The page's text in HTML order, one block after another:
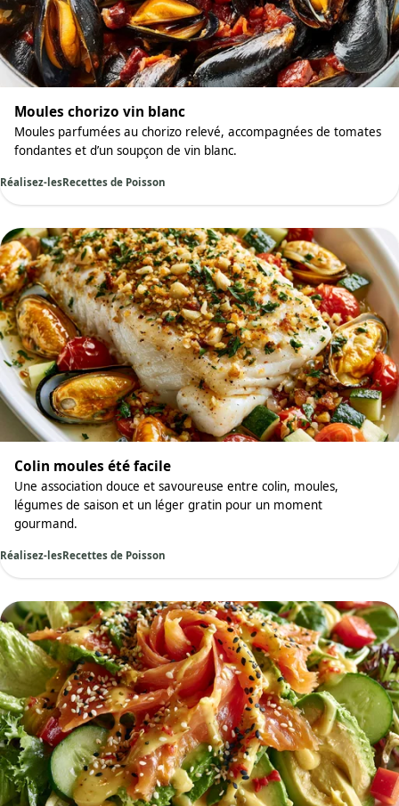
Moules chorizo vin blanc
Moules parfumées au chorizo relevé, accompagnées de tomates
fondantes et d’un soupçon de vin blanc.
Réalisez-lesRecettes de Poisson
Colin moules été facile
Une association douce et savoureuse entre colin, moules,
légumes de saison et un léger gratin pour un moment
gourmand.
Réalisez-lesRecettes de Poisson